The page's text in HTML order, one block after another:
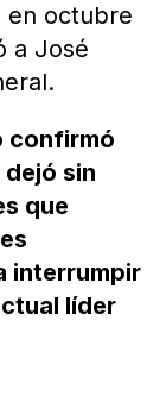
en octubre
a José
confirmó
sin
que
interrumpir
líder